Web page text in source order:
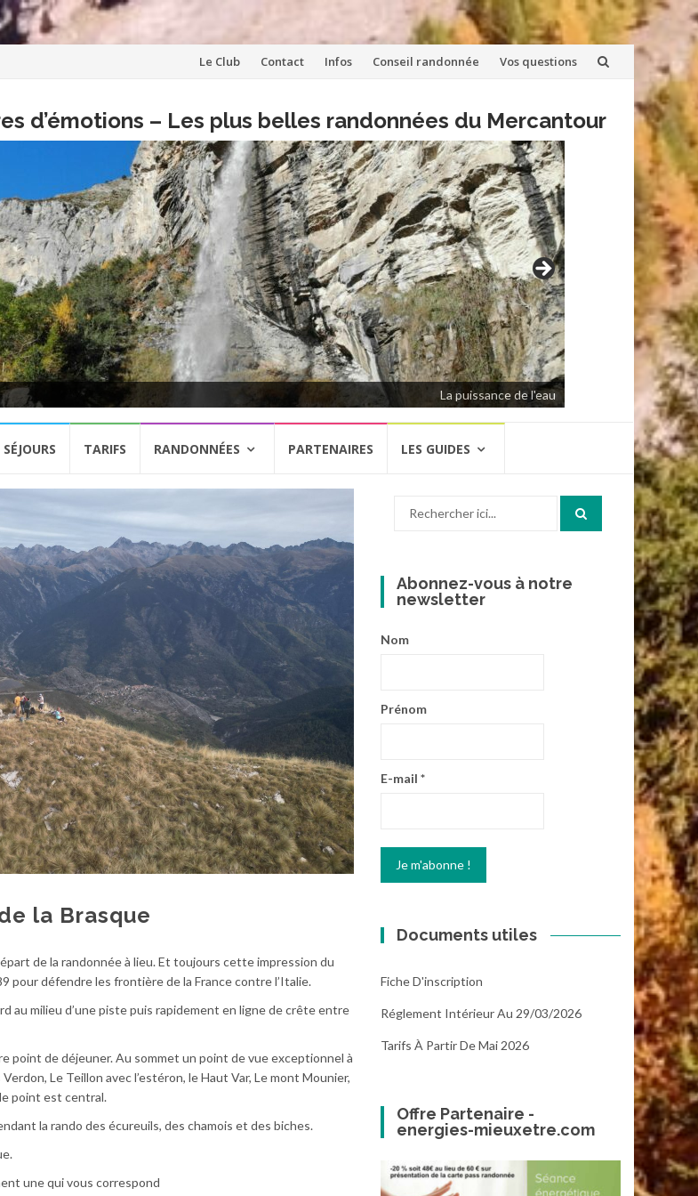
Aller
contenu
Le Club Contact Infos Conseil randonnée Vos questions
d’émotions – Les plus belles randonnées du Mercantour
La puissance de l'eau
SÉJOURS TARIFS RANDONNÉES PARTENAIRES LES GUIDES
la Brasque
de la randonnée à lieu. Et toujours cette impression du
pour défendre les frontière de la France contre l’Italie.
au milieu d’une piste puis rapidement en ligne de crête entre
point de déjeuner. Au sommet un point de vue exceptionnel à
Le Teillon avec l’estéron, le Haut Var, Le mont Mounier,
point est central.
la rando des écureuils, des chamois et des biches.
une qui vous correspond
Abonnez-vous à notre
newsletter
Nom
Prénom
E-mail *
Documents utiles
Fiche D'inscription
Réglement Intérieur Au 29/03/2026
Tarifs À Partir De Mai 2026
Offre Partenaire -
energies-mieuxetre.com